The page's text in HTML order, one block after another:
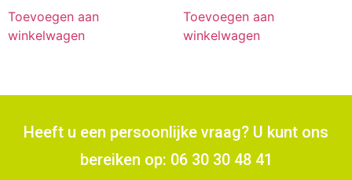
Toevoegen aan
winkelwagen
Toevoegen aan
winkelwagen
Heeft u een persoonlijke vraag? U kunt ons
bereiken op: 06 30 30 48 41